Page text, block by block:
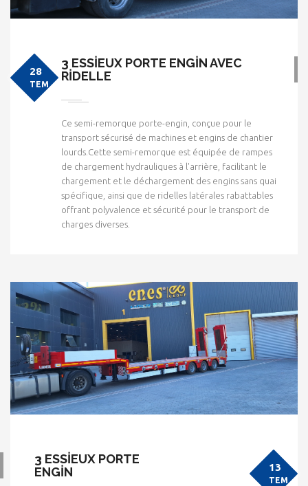
3 ESSİEUX PORTE ENGİN AVEC
RİDELLE
28
TEM
Ce semi-remorque porte-engin, conçue pour le
transport sécurisé de machines et engins de chantier
lourds.Cette semi-remorque est équipée de rampes
de chargement hydrauliques à l'arrière, facilitant le
chargement et le déchargement des engins sans quai
spécifique, ainsi que de ridelles latérales rabattables
offrant polyvalence et sécurité pour le transport de
charges diverses.
3 ESSİEUX PORTE
ENGİN
13
TEM